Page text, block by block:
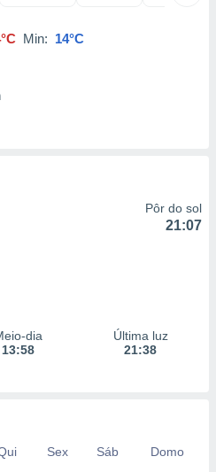
Min: 14°C
Pôr do sol
21:07
dia
13:58
Última luz
21:38
Sex Sáb
Domo